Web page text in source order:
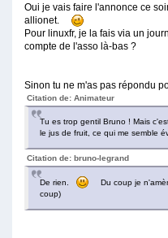
Oui je vais faire l'annonce ce
allionet.
Pour linuxfr, je la fais via un
compte de l'asso là-bas ?
Sinon tu ne m'as pas répondu
Citation de: Animateur
Tu es trop gentil Bruno ! Mais
le jus de fruit, ce qui me semble
Citation de: bruno-legrand
De rien.
Du coup je
coup)